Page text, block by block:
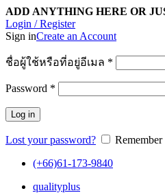
ADD ANYTHING HERE OR
Login / Register
Sign inCreate an Account
ชื่อผู้ใช้หรือที่อยู่อีเมล *
Password *
Log in
Lost your password?
Remember
(+66)61-173-9840
qualityplus